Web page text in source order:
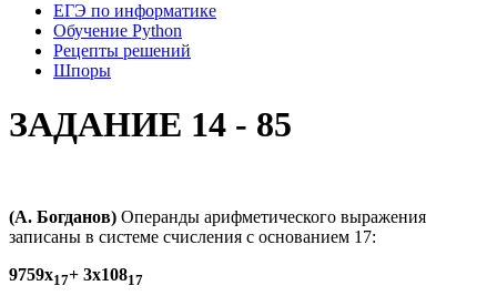
ЕГЭ по информатике
Обучение Python
Рецепты решений
Шпоры
ЗАДАНИЕ 14 - 85
(А. Богданов) Операнды арифметического выражения
записаны в системе счисления с основанием 17:
9759x17+ 3x10817